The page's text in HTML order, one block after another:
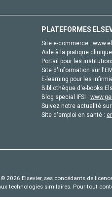
PLATEFORMES
Site e-commerce :
Aide à la pratique
Portail pour les
Site d'information sur
E-learning pour les
Bibliothèque d'e-books
Blog special IFSI :
Suivez notre actualité
Site d'emploi en santé :
2026 Elsevier, ses concédants de
technologies similaires. Pour tout